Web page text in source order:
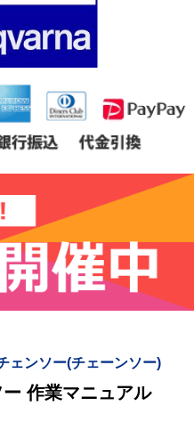
ェンソー(チェーンソー)
作業マニュアル